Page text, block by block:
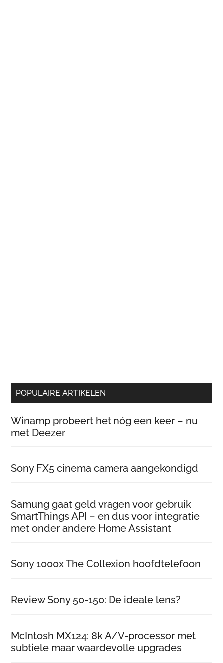
POPULAIRE ARTIKELEN
Winamp probeert het nóg een keer – nu
met Deezer
Sony FX5 cinema camera aangekondigd
Samung gaat geld vragen voor gebruik
SmartThings API – en dus voor integratie
met onder andere Home Assistant
Sony 1000x The Collexion hoofdtelefoon
Review Sony 50-150: De ideale lens?
McIntosh MX124: 8k A/V-processor met
subtiele maar waardevolle upgrades